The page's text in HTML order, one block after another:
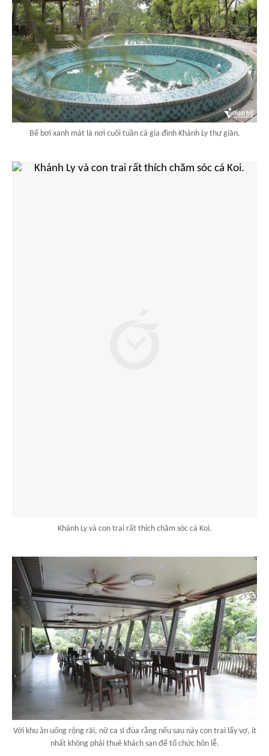
Bể bơi xanh mát là nơi cuối tuần cả gia đình Khánh Ly thư giãn.
Khánh Ly và con trai rất thích chăm sóc cá Koi.
Với khu ăn uống rộng rãi, nữ ca sĩ đùa rằng nếu sau này con trai lấy vợ, ít
nhất không phải thuê khách sạn để tổ chức hôn lễ.